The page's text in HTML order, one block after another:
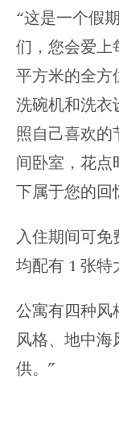
“这是一个假
们，您会爱上
平方米的全方
洗碗机和洗衣
照自己喜欢的
间卧室，花
下属于您的回
入住期间可免
均配有 1 张特
公寓有四种风
风格、地中
供。”